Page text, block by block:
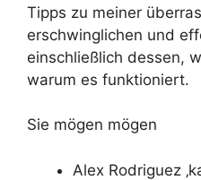
Tipps zu meiner
erschwinglichen und
einschließlich dessen,
warum es funktioniert.
Sie mögen mögen
Alex Rodriguez